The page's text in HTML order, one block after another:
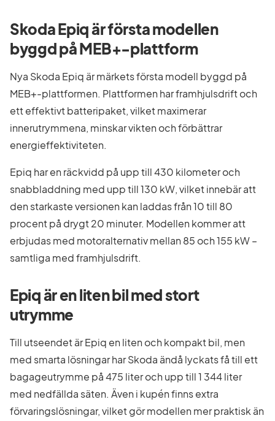
Skoda Epiq är första modellen
byggd på MEB+-plattform
Nya Skoda Epiq är märkets första modell byggd på
MEB+-plattformen. Plattformen har framhjulsdrift och
ett effektivt batteripaket, vilket maximerar
innerutrymmena, minskar vikten och förbättrar
energieffektiviteten.
Epiq har en räckvidd på upp till 430 kilometer och
snabbladdning med upp till 130 kW, vilket innebär att
den starkaste versionen kan laddas från 10 till 80
procent på drygt 20 minuter. Modellen kommer att
erbjudas med motoralternativ mellan 85 och 155 kW –
samtliga med framhjulsdrift.
Epiq är en liten bil med stort
utrymme
Till utseendet är Epiq en liten och kompakt bil, men
med smarta lösningar har Skoda ändå lyckats få till ett
bagageutrymme på 475 liter och upp till 1 344 liter
med nedfällda säten. Även i kupén finns extra
förvaringslösningar, vilket gör modellen mer praktisk än